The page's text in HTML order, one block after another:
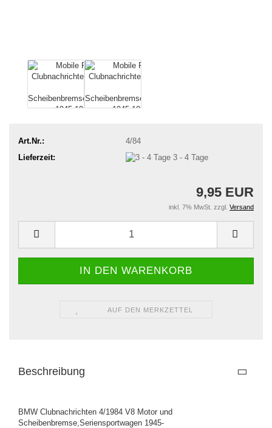
Art.Nr.:
4/84
Lieferzeit:
3 - 4 Tage
9,95 EUR
inkl. 7% MwSt. zzgl. Versand
AUF DEN MERKZETTEL
Beschreibung
BMW Clubnachrichten 4/1984 V8 Motor und
Scheibenbremse,Seriensportwagen 1945-